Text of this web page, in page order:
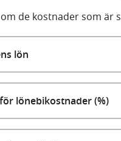
de kostnader som är
lön
lönebikostnader (%)